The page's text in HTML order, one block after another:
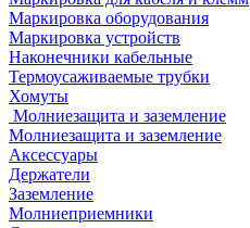
Маркировка оборудования
Маркировка устройств
Наконечники кабельные
Термоусаживаемые трубки
Хомуты
Молниезащита и заземление
Молниезащита и заземление
Аксессуары
Держатели
Заземление
Молниеприемники